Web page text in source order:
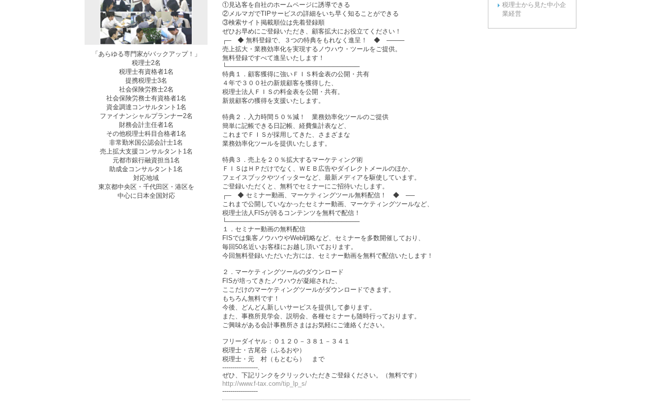
①見込客を自社のホームページに誘導できる
②メルマガでTIPサービスの詳細をいち早く知ることができる
③検索サイト掲載順位は先着登録順
ぜひお早めにご登録いただき、顧客拡大にお役立てください！
┌─ ◆ 無料登録で、３つの特典をもれなく進呈！ ◆ ────
売上拡大・業務効率化を実現するノウハウ・ツールをご提供。
無料登録ですべて進呈いたします！
└──────────────────────────────
特典１．顧客獲得に強いＦＩＳ料金表の公開・共有
４年で３００社の新規顧客を獲得した、
税理士法人ＦＩＳの料金表を公開・共有。
新規顧客の獲得を支援いたします。
特典２．入力時間５０％減！ 業務効率化ツールのご提供
簡単に記帳できる日記帳、経費集計表など、
これまでＦＩＳが採用してきた、さまざまな
業務効率化ツールを提供いたします。
特典３．売上を２０％拡大するマーケティング術
ＦＩＳはＨＰだけでなく、ＷＥＢ広告やダイレクトメールのほか、
フェイスブックやツイッターなど、最新メディアを駆使しています。
ご登録いただくと、無料でセミナーにご招待いたします。
┌─ ◆ セミナー動画、マーケティングツール無料配信！ ◆ ──
これまで公開していなかったセミナー動画、マーケティングツールなど、
税理士法人FISが誇るコンテンツを無料で配信！
└──────────────────────────────
１．セミナー動画の無料配信
FISでは集客ノウハウやWeb戦略など、セミナーを多数開催しており、
毎回50名近いお客様にお越し頂いております。
今回無料登録いただいた方には、セミナー動画を無料で配信いたします！
２．マーケティングツールのダウンロード
FISが培ってきたノウハウが凝縮された、
ここだけのマーケティングツールがダウンロードできます。
もちろん無料です！
今後、どんどん新しいサービスを提供して参ります。
また、事務所見学会、説明会、各種セミナーも随時行っております。
ご興味がある会計事務所さまはお気軽にご連絡ください。
フリーダイヤル：０１２０－３８１－３４１
税理士・古尾谷（ふるおや）
税理士・元 村（もとむら） まで
------------------.
ぜひ、下記リンクをクリックいただきご登録ください。（無料です）
http://www.f-tax.com/tip_lp_s/
------------------
税理士から見た中小企
業経営
「あらゆる専門家がバックアップ！」
税理士2名
税理士有資格者1名
提携税理士3名
社会保険労務士2名
社会保険労務士有資格者1名
資金調達コンサルタント1名
ファイナンシャルプランナー2名
財務会計主任者1名
その他税理士科目合格者1名
非常勤米国公認会計士1名
売上拡大支援コンサルタント1名
元都市銀行融資担当1名
助成金コンサルタント1名
対応地域
東京都中央区・千代田区・港区を
中心に日本全国対応